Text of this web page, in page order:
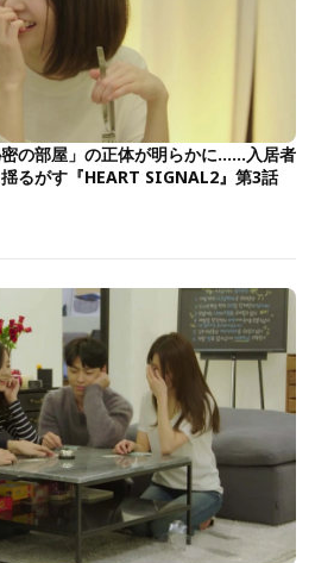
の部屋」の正体が明らかに……入居者
るがす『HEART SIGNAL2』第3話